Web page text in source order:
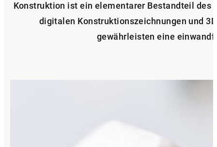
Konstruktion ist ein elementarer Bestandteil des
digitalen Konstruktionszeichnungen und
gewährleisten eine